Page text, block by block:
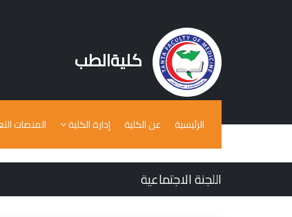
كليةالطب
الرئيسية عن الكلية إدارة الكلية المنصات
اللجنة الاجتماعية